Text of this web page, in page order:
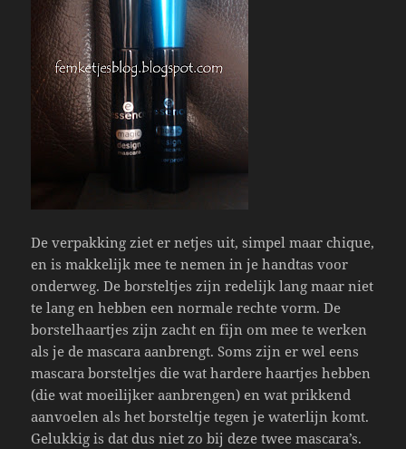
De verpakking ziet er netjes uit, simpel maar chique,
en is makkelijk mee te nemen in je handtas voor
onderweg. De borsteltjes zijn redelijk lang maar niet
te lang en hebben een normale rechte vorm. De
borstelhaartjes zijn zacht en fijn om mee te werken
als je de mascara aanbrengt. Soms zijn er wel eens
mascara borsteltjes die wat hardere haartjes hebben
(die wat moeilijker aanbrengen) en wat prikkend
aanvoelen als het borsteltje tegen je waterlijn komt.
Gelukkig is dat dus niet zo bij deze twee mascara’s.